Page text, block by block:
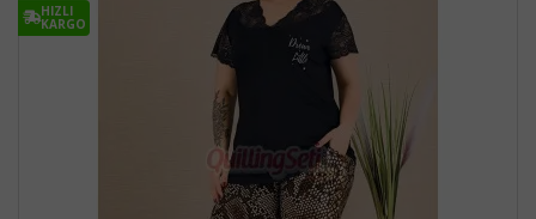
HIZLI
KARGO